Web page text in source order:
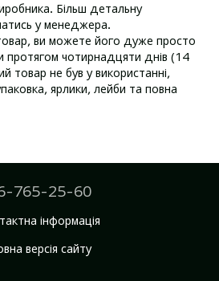
Більш детальну
у менеджера.
ви можете його дуже просто
протягом чотирнадцяти днів (14
товар не був у використанні,
ярлики, лейби та повна
765-25-60
інформація
версія сайту